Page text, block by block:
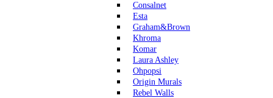
Consalnet
Esta
Graham&Brown
Khroma
Komar
Laura Ashley
Ohpopsi
Origin Murals
Rebel Walls